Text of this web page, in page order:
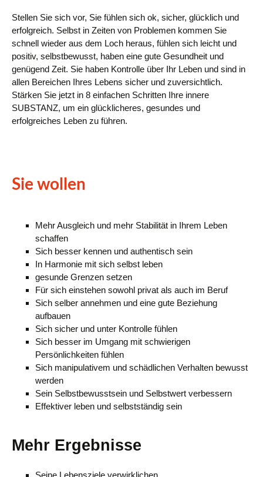
Stellen Sie sich vor, Sie fühlen sich ok, sicher, glücklich und
erfolgreich. Selbst in Zeiten von Problemen kommen Sie
schnell wieder aus dem Loch heraus, fühlen sich leicht und
positiv, selbstbewusst, haben eine gute Gesundheit und
genügend Zeit. Sie haben Kontrolle über Ihr Leben und sind in
allen Bereichen Ihres Lebens sicher und zuversichtlich.
Stärken Sie jetzt in 8 einfachen Schritten Ihre innere
SUBSTANZ, um ein glücklicheres, gesundes und
erfolgreiches Leben zu führen.
Sie wollen
Mehr Ausgleich und mehr Stabilität in Ihrem Leben
schaffen
Sich besser kennen und authentisch sein
In Harmonie mit sich selbst leben
gesunde Grenzen setzen
Für sich einstehen sowohl privat als auch im Beruf
Sich selber annehmen und eine gute Beziehung
aufbauen
Sich sicher und unter Kontrolle fühlen
Sich besser im Umgang mit schwierigen
Persönlichkeiten fühlen
Sich manipulativem und schädlichen Verhalten bewusst
werden
Sein Selbstbewusstsein und Selbstwert verbessern
Effektiver leben und selbstständig sein
Mehr Ergebnisse
Seine Lebensziele verwirklichen